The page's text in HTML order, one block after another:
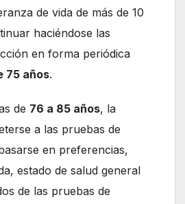
de vida de más de 10
haciéndose las
en forma periódica
75 años.
de 76 a 85 años, la
a las pruebas de
en preferencias,
estado de salud general
de las pruebas de